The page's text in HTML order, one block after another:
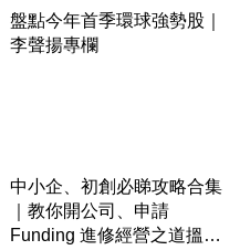
盤點今年首季環球強勢股｜
李聲揚專欄
中小企、初創必睇攻略合集
｜教你開公司、申請
Funding 進修經營之道搵大